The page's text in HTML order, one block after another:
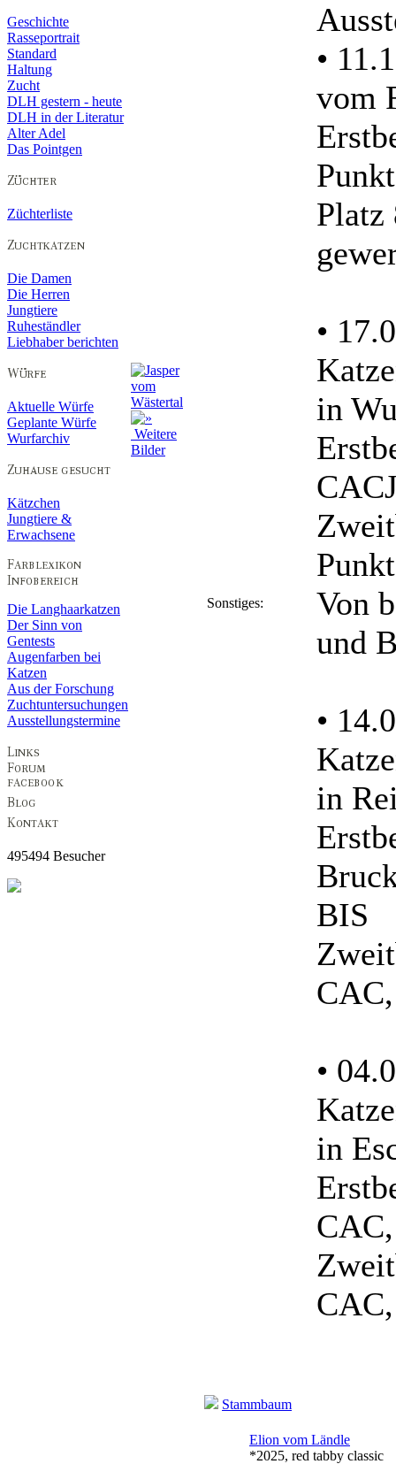
Geschichte
Rasseportrait
Standard
Haltung
Zucht
DLH gestern - heute
DLH in der Literatur
Alter Adel
Das Pointgen
Züchterliste
Die Damen
Die Herren
Jungtiere
Ruheständler
Liebhaber berichten
Aktuelle Würfe
Geplante Würfe
Wurfarchiv
Kätzchen
Jungtiere &
Erwachsene
Die Langhaarkatzen
Der Sinn von
Gentests
Augenfarben bei
Katzen
Aus der Forschung
Zuchtuntersuchungen
Ausstellungstermine
495494 Besucher
Weitere
Bilder
Sonstiges:
•
vom
•
in
Von
und
•
in
BIS
•
in
Stammbaum
Elion vom Ländle
*2025, red tabby classic